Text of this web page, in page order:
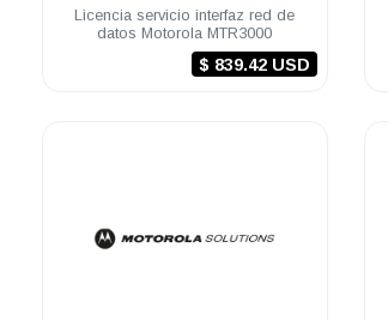
Licencia servicio interfaz red de
datos Motorola MTR3000
$ 839.42 USD